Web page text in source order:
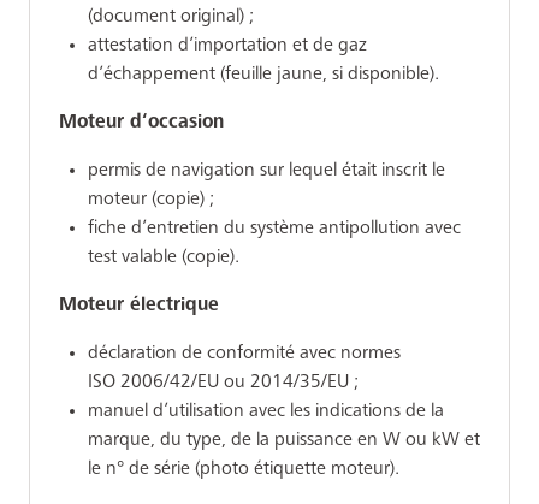
(document original) ;
attestation d’importation et de gaz
d’échappement (feuille jaune, si disponible).
Moteur d‘occasion
permis de navigation sur lequel était inscrit le
moteur (copie) ;
fiche d’entretien du système antipollution avec
test valable (copie).
Moteur électrique
déclaration de conformité avec normes
ISO 2006/42/EU ou 2014/35/EU ;
manuel d’utilisation avec les indications de la
marque, du type, de la puissance en W ou kW et
le n° de série (photo étiquette moteur).